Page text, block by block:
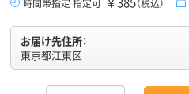
時間帯指定 指定可 （税込）
お届け先住所：
東京都江東区